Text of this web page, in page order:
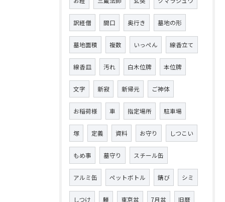
訳経僧 間口 奥行き 墓地の形
墓地面積 複数 いっぺん 線香立て
線香皿 汚れ 白木位牌 本位牌
文字 新寂 新帰元 ご神体
お稲荷様 車 指定場所 駐車場
塚 定義 資料 お守り しつこい
もめ事 墓守り スチール缶
アルミ缶 ペットボトル 錆び シミ
しつけ 躾 東京盆 7月盆 旧暦